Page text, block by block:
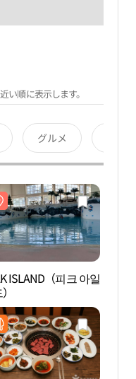
い順に表示します。
グルメ
ISLAND（피크 아일